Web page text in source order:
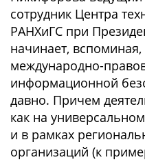
сотрудник Центра
РАНХиГС при
начинает,
международно-
информационной
давно. Причем
как на
и в рамках
организаций (к